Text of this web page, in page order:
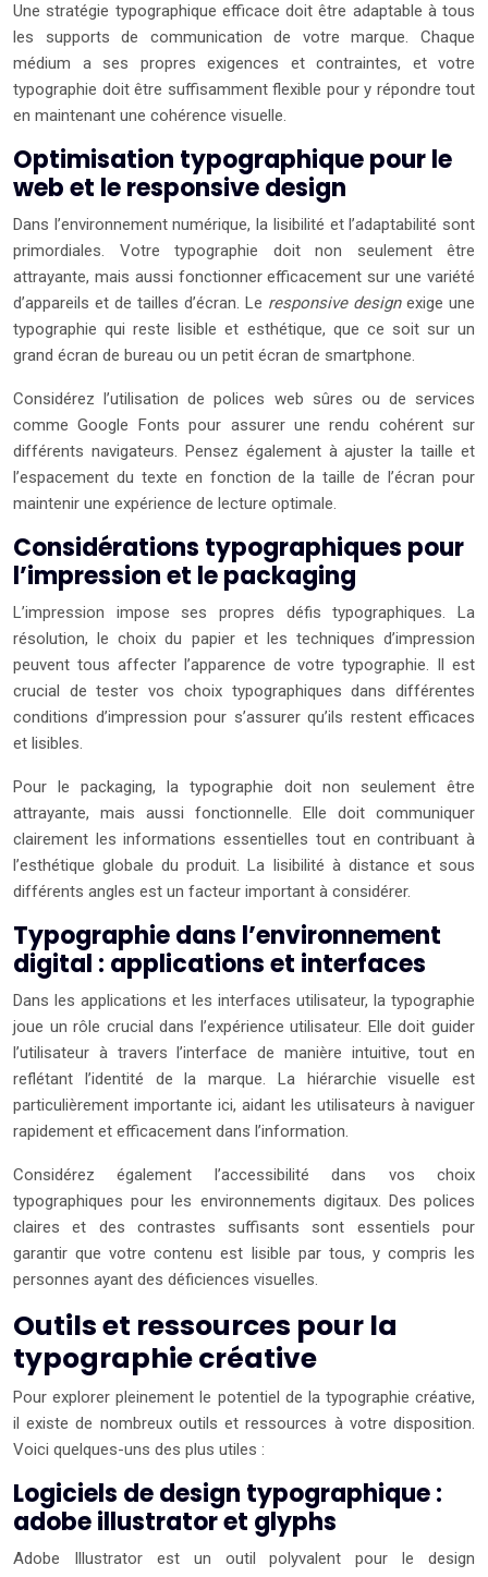
Une stratégie typographique efficace doit être adaptable à tous
les supports de communication de votre marque. Chaque
médium a ses propres exigences et contraintes, et votre
typographie doit être suffisamment flexible pour y répondre tout
en maintenant une cohérence visuelle.
Optimisation typographique pour le
web et le responsive design
Dans l’environnement numérique, la lisibilité et l’adaptabilité sont
primordiales. Votre typographie doit non seulement être
attrayante, mais aussi fonctionner efficacement sur une variété
d’appareils et de tailles d’écran. Le responsive design exige une
typographie qui reste lisible et esthétique, que ce soit sur un
grand écran de bureau ou un petit écran de smartphone.
Considérez l’utilisation de polices web sûres ou de services
comme Google Fonts pour assurer une rendu cohérent sur
différents navigateurs. Pensez également à ajuster la taille et
l’espacement du texte en fonction de la taille de l’écran pour
maintenir une expérience de lecture optimale.
Considérations typographiques pour
l’impression et le packaging
L’impression impose ses propres défis typographiques. La
résolution, le choix du papier et les techniques d’impression
peuvent tous affecter l’apparence de votre typographie. Il est
crucial de tester vos choix typographiques dans différentes
conditions d’impression pour s’assurer qu’ils restent efficaces
et lisibles.
Pour le packaging, la typographie doit non seulement être
attrayante, mais aussi fonctionnelle. Elle doit communiquer
clairement les informations essentielles tout en contribuant à
l’esthétique globale du produit. La lisibilité à distance et sous
différents angles est un facteur important à considérer.
Typographie dans l’environnement
digital : applications et interfaces
Dans les applications et les interfaces utilisateur, la typographie
joue un rôle crucial dans l’expérience utilisateur. Elle doit guider
l’utilisateur à travers l’interface de manière intuitive, tout en
reflétant l’identité de la marque. La hiérarchie visuelle est
particulièrement importante ici, aidant les utilisateurs à naviguer
rapidement et efficacement dans l’information.
Considérez également l’accessibilité dans vos choix
typographiques pour les environnements digitaux. Des polices
claires et des contrastes suffisants sont essentiels pour
garantir que votre contenu est lisible par tous, y compris les
personnes ayant des déficiences visuelles.
Outils et ressources pour la
typographie créative
Pour explorer pleinement le potentiel de la typographie créative,
il existe de nombreux outils et ressources à votre disposition.
Voici quelques-uns des plus utiles :
Logiciels de design typographique :
adobe illustrator et glyphs
Adobe Illustrator est un outil polyvalent pour le design